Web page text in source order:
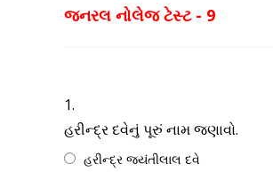
જનરલ નોલેજ ટેસ્ટ - 9
1.
હરીન્દ્ર દવેનું પૂરું નામ જણાવો.
હરીન્દ્ર જયંતીલાલ દવે